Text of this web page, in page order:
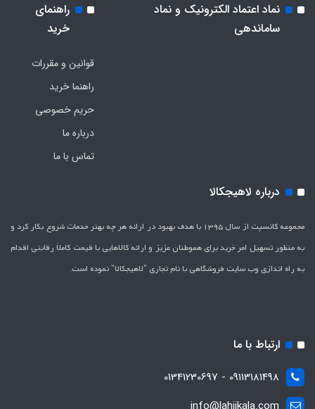
نماد اعتماد الکترونیک و نماد
ساماندهی
راهنمای
خرید
قوانین و مقررات
راهنما خرید
حریم خصوصی
درباره ما
تماس با ما
درباره لاهیجکالا
مجموعه کانسپت از سال 1395 با هدف بهبود در ارائه هر چه بهتر خدمات شروع بکار کرد و
به منظور تسهیل امر خرید برای هموطنان عزیز و ارائه کالاهایی با قیمت کاملاَ رقابتی اقدام
به راه اندازی وب سایت فروشگاهی با نام تجاری "لاهیج­کالا" نموده است.
ارتباط با ما
09113181498 - 01341230697